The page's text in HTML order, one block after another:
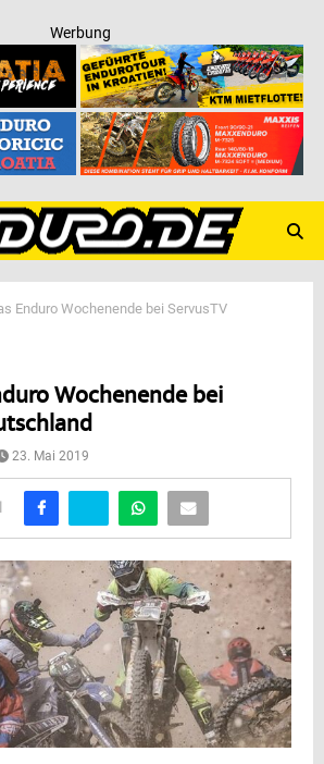
Werbung
Enduro Wochenende bei ServusTV
Wochenende bei
23. Mai 2019